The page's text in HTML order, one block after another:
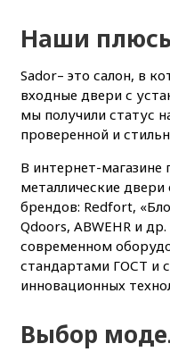
Наши
Sador– это салон, в
входные двери с
мы получили статус
проверенной и
В интернет-магазине
металлические
брендов: Redfort,
Qdoors, ABWEHR и
современном
стандартами ГОСТ и
инновационных
Выбор